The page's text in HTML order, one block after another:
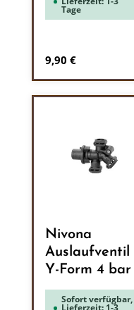
Tage
Regulärer Preis:
9,90 €
Nivona
Auslaufventil
Y-Form 4 bar
Sofort verfügbar,
Lieferzeit: 1-3